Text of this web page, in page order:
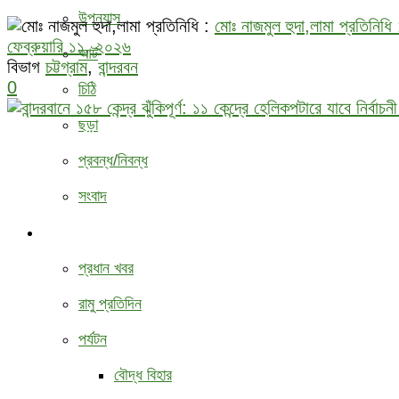
উপন্যাস
আর্ট
চিঠি
ছড়া
প্রবন্ধ/নিবন্ধ
সংবাদ
প্রধান খবর
রামু প্রতিদিন
পর্যটন
বৌদ্ধ ‍বিহার
মোঃ নাজমুল হুদা,লামা প্রতিনিধি
ফেব্রুয়ারি ১১, ২০২৬
বিভাগ চট্টগ্রাম,বান্দরবন
0